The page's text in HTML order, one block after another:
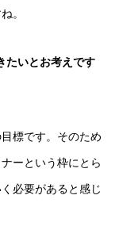
。
たいとお考えです
標です。そのため
ーという枠にとら
必要があると感じ